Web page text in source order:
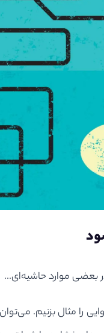
بعضی موارد حاشیه‌ای...
را مثال بزنیم.